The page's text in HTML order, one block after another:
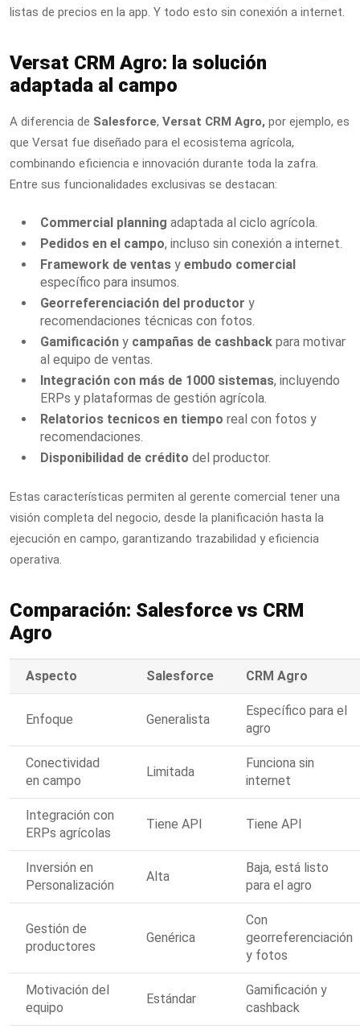
listas de precios en la app. Y todo esto sin conexión a internet.
Versat CRM Agro: la solución
adaptada al campo
A diferencia de Salesforce, Versat CRM Agro, por ejemplo, es
que Versat fue diseñado para el ecosistema agrícola,
combinando eficiencia e innovación durante toda la zafra.
Entre sus funcionalidades exclusivas se destacan:
Commercial planning adaptada al ciclo agrícola.
Pedidos en el campo, incluso sin conexión a internet.
Framework de ventas y embudo comercial
específico para insumos.
Georreferenciación del productor y
recomendaciones técnicas con fotos.
Gamificación y campañas de cashback para motivar
al equipo de ventas.
Integración con más de 1000 sistemas, incluyendo
ERPs y plataformas de gestión agrícola.
Relatorios tecnicos en tiempo real con fotos y
recomendaciones.
Disponibilidad de crédito del productor.
Estas características permiten al gerente comercial tener una
visión completa del negocio, desde la planificación hasta la
ejecución en campo, garantizando trazabilidad y eficiencia
operativa.
Comparación: Salesforce vs CRM
Agro
Aspecto Salesforce CRM Agro
Enfoque Generalista
Específico para el
agro
Conectividad
en campo
Limitada
Funciona sin
internet
Integración con
ERPs agrícolas
Tiene API Tiene API
Inversión en
Personalización
Alta
Baja, está listo
para el agro
Gestión de
productores
Genérica
Con
georreferenciación
y fotos
Motivación del
equipo
Estándar
Gamificación y
cashback